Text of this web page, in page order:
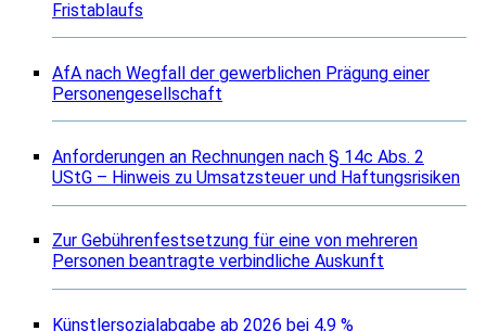
Fristablaufs
AfA nach Wegfall der gewerblichen Prägung einer
Personengesellschaft
Anforderungen an Rechnungen nach § 14c Abs. 2
UStG – Hinweis zu Umsatzsteuer und Haftungsrisiken
Zur Gebührenfestsetzung für eine von mehreren
Personen beantragte verbindliche Auskunft
Künstlersozialabgabe ab 2026 bei 4,9 %